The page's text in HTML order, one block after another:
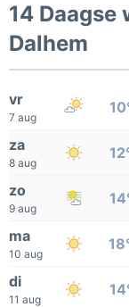
14
Dalhem
vr
7 aug
za
8 aug
zo
9 aug
ma
10 aug
di
11 aug